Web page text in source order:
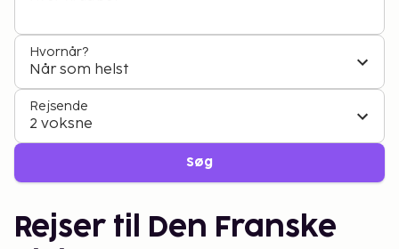
Hvornår?
Når som helst
Rejsende
2 voksne
Søg
Rejser til Den Franske